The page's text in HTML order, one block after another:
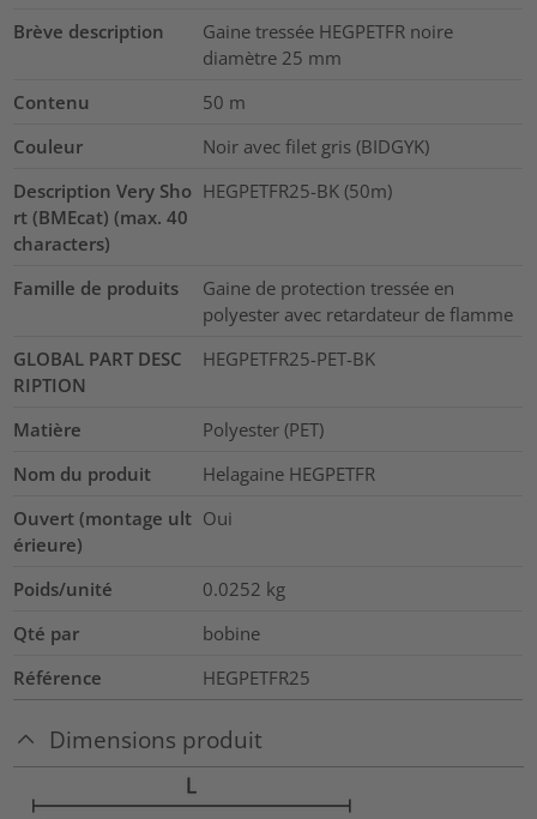
Brève description
Gaine tressée HEGPETFR noire
diamètre 25 mm
Contenu
50 m
Couleur
Noir avec filet gris (BIDGYK)
Description Very Sho
rt (BMEcat) (max. 40
characters)
HEGPETFR25-BK (50m)
Famille de produits
Gaine de protection tressée en
polyester avec retardateur de flamme
GLOBAL PART DESC
RIPTION
HEGPETFR25-PET-BK
Matière
Polyester (PET)
Nom du produit
Helagaine HEGPETFR
Ouvert (montage ult
érieure)
Oui
Poids/unité 0.0252 kg
Qté par
bobine
Référence
HEGPETFR25
Dimensions produit